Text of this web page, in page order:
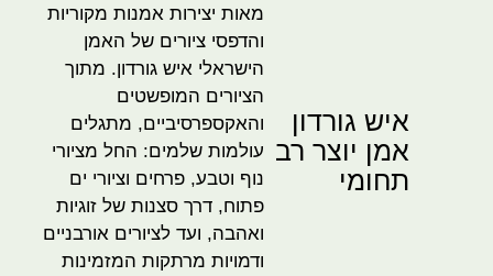
איש גורדון
אמן יוצר רב
תחומי
מאות יצירות אמנות מקוריות
והדפסי ציורים של האמן
הישראלי איש גורדון. מתוך
הציורים המופשטים
והאקספרסיביים, מתגלים
עולמות שלמים: החל מציורי
נוף וטבע, פרחים וציורי ים
פתוח, דרך סצנות של זוגיות
ואהבה, ועד לציורים אורבניים
ודמויות מרתקות המזמינות